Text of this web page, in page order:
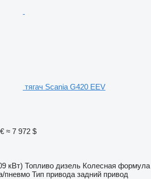
тягач Scania G420 EEV
≈ 7 972 $
кВт) Топливо дизель Колесная формула
пневмо Тип привода задний привод